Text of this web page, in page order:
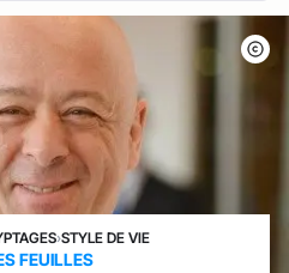
›STYLE DE VIE
FEUILLES